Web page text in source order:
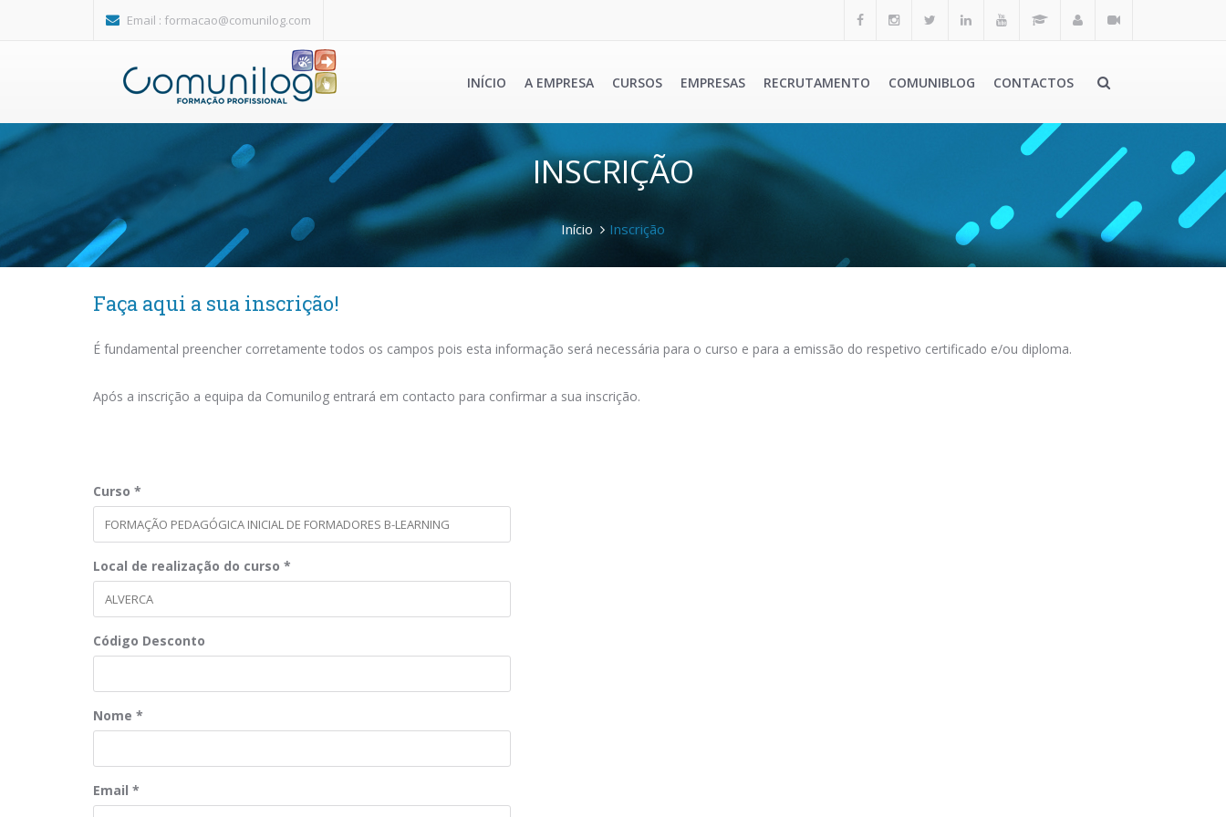
Email : formacao@comunilog.com
INÍCIO A EMPRESA CURSOS EMPRESAS RECRUTAMENTO COMUNIBLOG CONTACTOS
INSCRIÇÃO
Início Inscrição
Faça aqui a sua inscrição!
É fundamental preencher corretamente todos os campos pois esta informação será necessária para o curso e para a emissão do respetivo certificado e/ou diploma.
Após a inscrição a equipa da Comunilog entrará em contacto para confirmar a sua inscrição.
Curso *
Local de realização do curso *
Código Desconto
Nome *
Email *